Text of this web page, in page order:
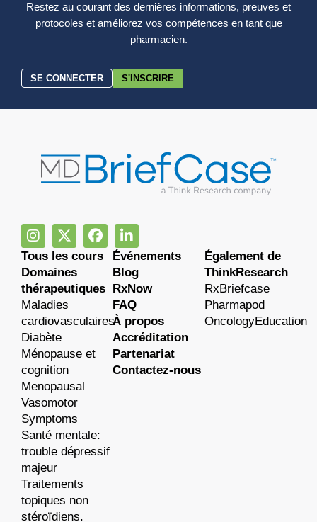
Restez au courant des dernières informations, preuves et
protocoles et améliorez vos compétences en tant que
pharmacien.
SE CONNECTER S'INSCRIRE
Tous les cours
Domaines
thérapeutiques
Maladies
cardiovasculaires
Diabète
Ménopause et
cognition
Menopausal
Vasomotor
Symptoms
Santé mentale:
trouble dépressif
majeur
Traitements
topiques non
stéroïdiens.
Événements
Blog
RxNow
FAQ
À propos
Accréditation
Partenariat
Contactez-nous
Également de
ThinkResearch
RxBriefcase
Pharmapod
OncologyEducation